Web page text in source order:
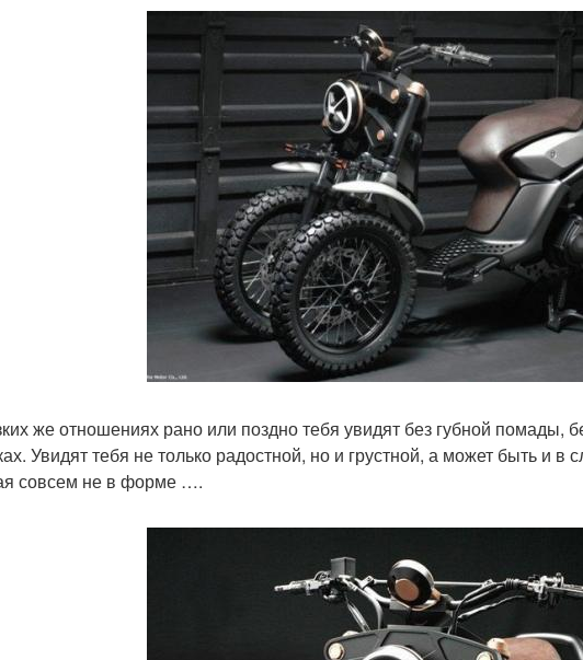
же отношениях рано или поздно тебя увидят без губной помады,
Увидят тебя не только радостной, но и грустной, а может быть и в
совсем не в форме ….